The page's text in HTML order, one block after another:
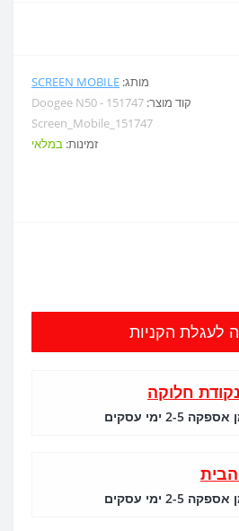
מותג: SCREEN MOBILE
קוד מוצר: Doogee N50 - 151747
Screen_Mobile_151747
זמינות: במלאי
לעגלת הקניות
חלוקה